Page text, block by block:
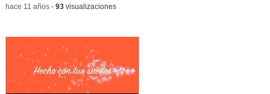
-hace 11 años- 93visualizaciones